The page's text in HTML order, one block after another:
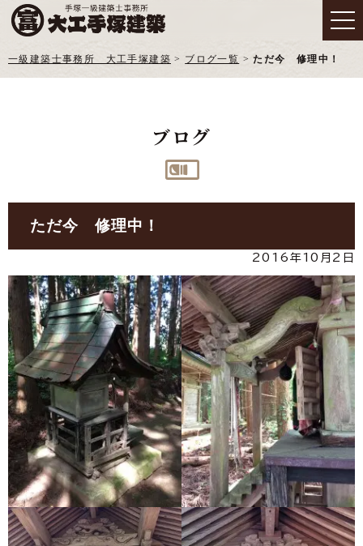
一級建築士事務所 大工手塚建築 > ブログ一覧 >ただ今 修理中！
ブログ
ただ今 修理中！
2016年10月2日